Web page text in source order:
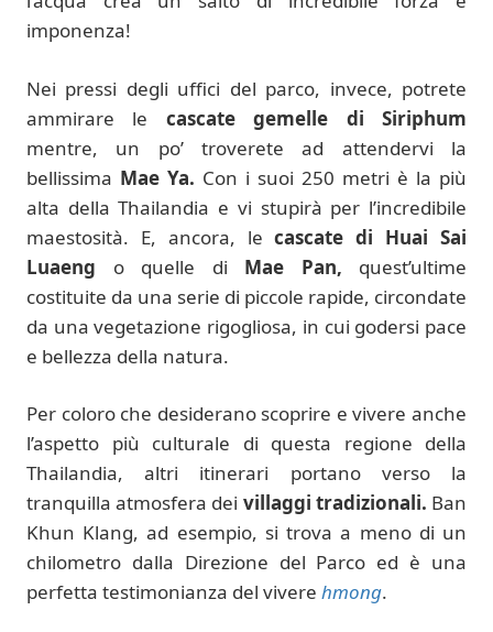
imponenza!
Nei pressi degli uffici del parco, invece, potrete
ammirare le cascate gemelle di Siriphum
mentre, un po’ troverete ad attendervi la
bellissima Mae Ya. Con i suoi 250 metri è la più
alta della Thailandia e vi stupirà per l’incredibile
maestosità. E, ancora, lecascate di Huai Sai
Luaeng o quelle di Mae Pan, quest’ultime
costituite da una serie di piccole rapide, circondate
da una vegetazione rigogliosa, in cui godersi pace
e bellezza della natura.
Per coloro che desiderano scoprire e vivere anche
l’aspetto più culturale di questa regione della
Thailandia, altri itinerari portano verso la
tranquilla atmosfera dei villaggi tradizionali. Ban
Khun Klang, ad esempio, si trova a meno di un
chilometro dalla Direzione del Parco ed è una
perfetta testimonianza del vivere hmong.